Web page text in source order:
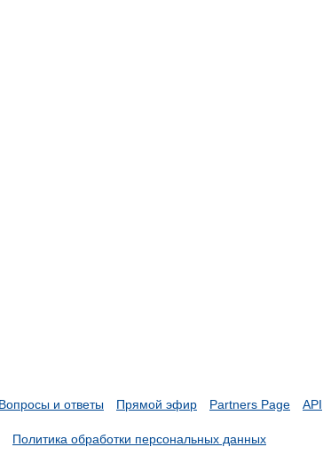
Вопросы и ответы Прямой эфир Partners Page API
Политика обработки персональных данных